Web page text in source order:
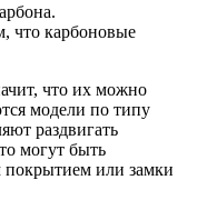
что карбоновые
что их можно
модели по типу
раздвигать
могут быть
покрытием или замки